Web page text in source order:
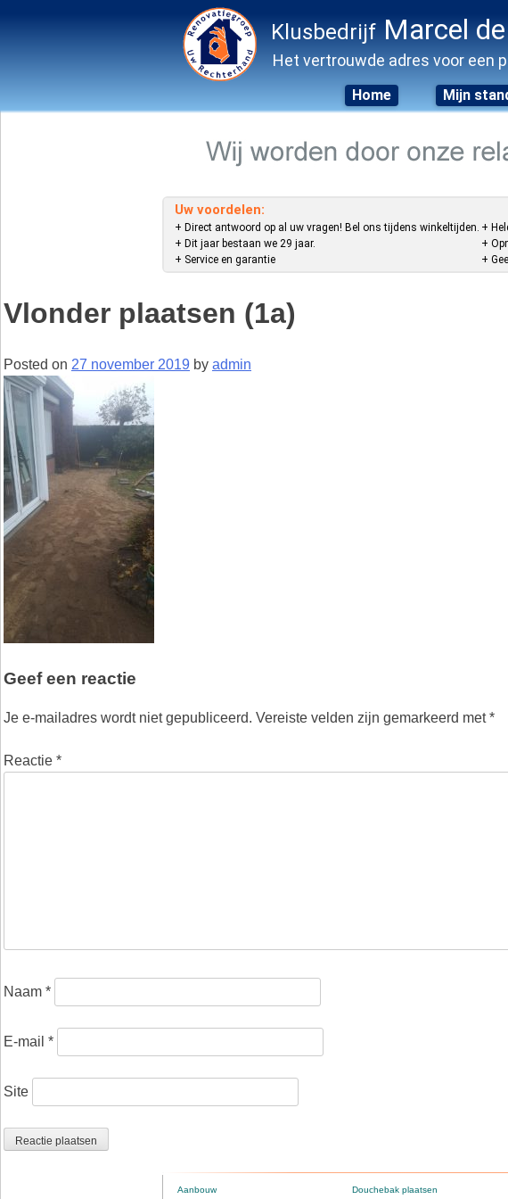
Klusbedrijf Marcel
Het vertrouwde adres voor een
Home Mijn
Uw voordelen:
+ Direct antwoord op al uw vragen! Bel ons tijdens winkeltijden.
+ Dit jaar bestaan we 29 jaar.
+ Service en garantie
+
+
+
Vlonder plaatsen (1a)
Posted on 27 november 2019 by admin
Geef een reactie
Je e-mailadres wordt niet gepubliceerd. Vereiste velden zijn gemarkeerd met*
Reactie *
Naam *
E-mail *
Site
Aanbouw Douchebak plaatsen